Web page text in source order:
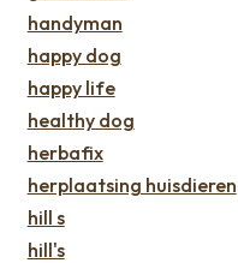
handyman
happy dog
happy life
healthy dog
herbafix
herplaatsing huisdieren
hill s
hill's